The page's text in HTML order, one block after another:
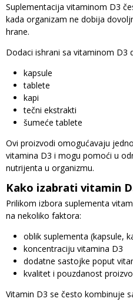
Suplementacija vitaminom D3
kada organizam ne dobija
hrane.
Dodaci ishrani sa vitaminom D3
kapsule
tablete
kapi
tečni ekstrakti
šumeće tablete
Ovi proizvodi omogućavaju
vitamina D3 i mogu pomoći u
nutrijenta u organizmu.
Kako izabrati vitamin
Prilikom izbora suplementa
na nekoliko faktora:
oblik suplementa (kapsule,
koncentraciju vitamina D3
dodatne sastojke poput
kvalitet i pouzdanost
Vitamin D3 se često kombinuje